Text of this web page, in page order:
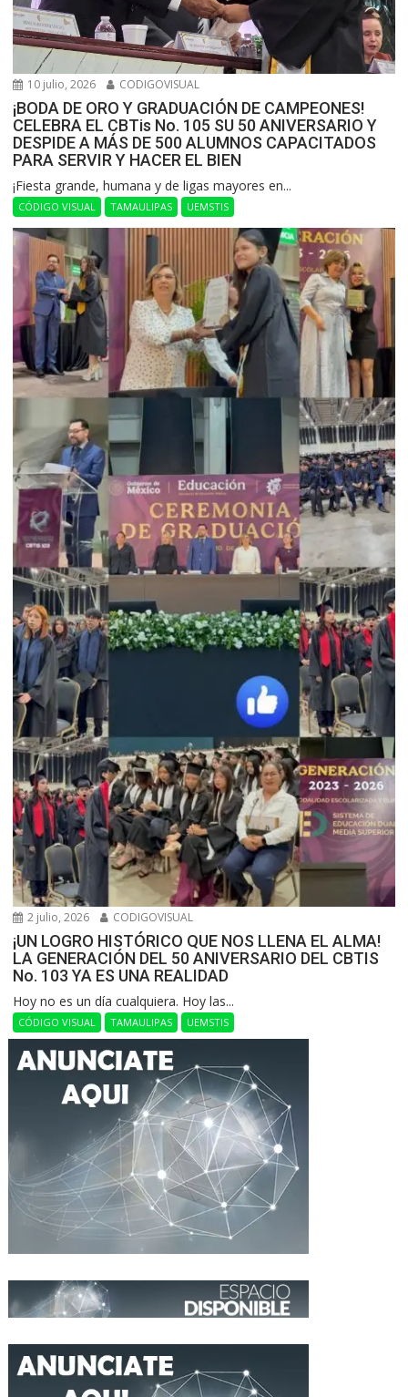
10 julio, 2026 CODIGOVISUAL
¡BODA DE ORO Y GRADUACIÓN DE CAMPEONES!
CELEBRA EL CBTis No. 105 SU 50 ANIVERSARIO Y
DESPIDE A MÁS DE 500 ALUMNOS CAPACITADOS
PARA SERVIR Y HACER EL BIEN
​¡Fiesta grande, humana y de ligas mayores en...
CÓDIGO VISUAL TAMAULIPAS UEMSTIS
2 julio, 2026 CODIGOVISUAL
¡UN LOGRO HISTÓRICO QUE NOS LLENA EL ALMA!
LA GENERACIÓN DEL 50 ANIVERSARIO DEL CBTIS
No. 103 YA ES UNA REALIDAD
Hoy no es un día cualquiera. Hoy las...
CÓDIGO VISUAL TAMAULIPAS UEMSTIS